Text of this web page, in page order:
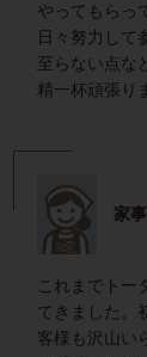
やってもらっ
日々努力して
至らない点な
精一杯頑張り
家
これまでトー
てきました。
客様も沢山い